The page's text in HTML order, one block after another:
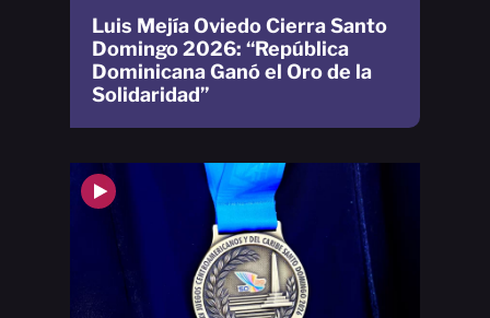
Luis Mejía Oviedo Cierra Santo
Domingo 2026: “República
Dominicana Ganó el Oro de la
Solidaridad”